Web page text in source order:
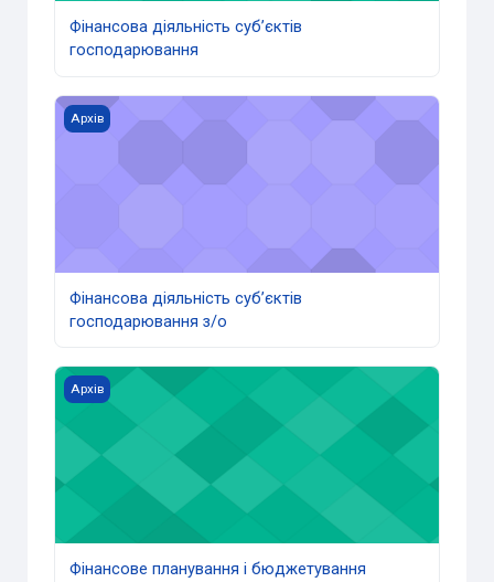
Фінансова діяльність суб’єктів
господарювання
Фінансова діяльність суб’єктів господарювання з/о
Архів
Фінансова діяльність суб’єктів
господарювання з/о
Фінансове планування і бюджетування
Архів
Фінансове планування і бюджетування